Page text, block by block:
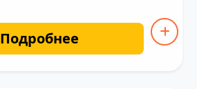
Подробнее